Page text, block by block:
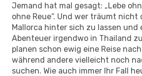
Jemand hat mal gesagt: „Lebe
ohne Reue“. Und wer träumt nicht
Mallorca hinter sich zu lassen und
Abenteuer irgendwo in Thailand
planen schon ewig eine Reise
während andere vielleicht noch
suchen. Wie auch immer Ihr Fall